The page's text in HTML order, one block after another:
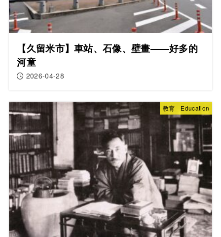
【久留米市】車站、石像、壁畫——好多的
河童
2026-04-28
教育 Education